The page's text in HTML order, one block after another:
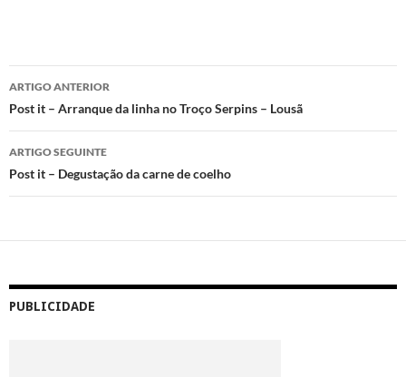
Navegação
de
artigos
ARTIGO ANTERIOR
Post it – Arranque da linha no Troço Serpins – Lousã
ARTIGO SEGUINTE
Post it – Degustação da carne de coelho
PUBLICIDADE